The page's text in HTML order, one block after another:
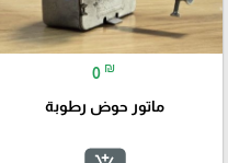
0 ₪
ماتور حوض رطوبة